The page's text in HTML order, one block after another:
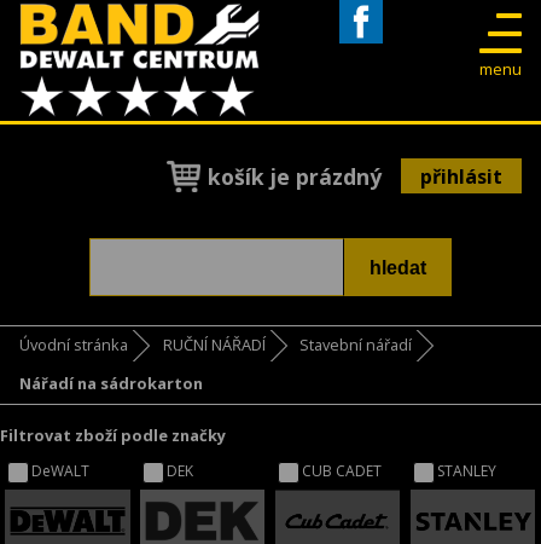
menu
košík je prázdný přihlásit
Úvodní stránka RUČNÍ NÁŘADÍ
Stavební nářadí
Nářadí na sádrokarton
Filtrovat zboží podle značky
DeWALT DEK CUB CADET STANLEY